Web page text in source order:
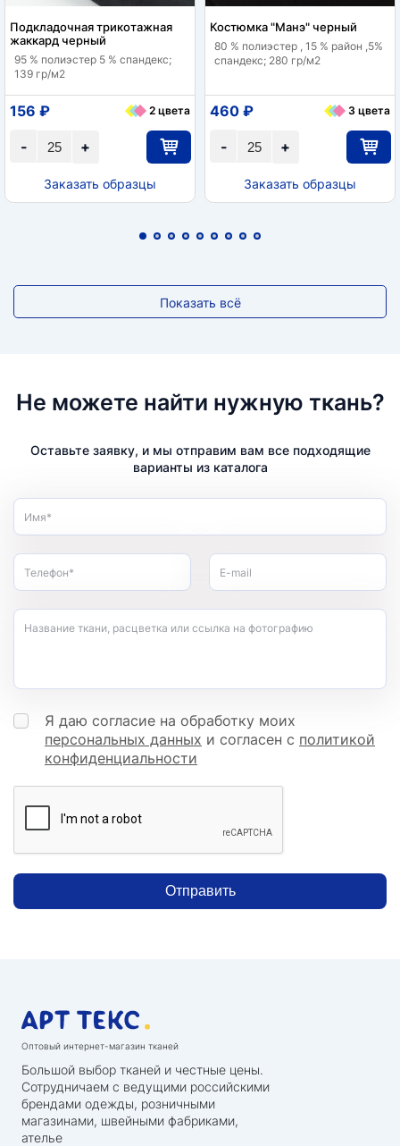
Подкладочная трикотажная
жаккард черный
95 % полиэстер 5 % спандекс;
139 гр/м2
+
-
156 ₽ 2 цвета
Заказать образцы
Костюмка "Манэ" черный
80 % полиэстер , 15 % район ,5%
спандекс; 280 гр/м2
+
-
460 ₽ 3 цвета
Заказать образцы
Показать всё
Не можете найти нужную ткань?
Оставьте заявку, и мы отправим вам все подходящие
варианты из каталога
Имя*
Телефон* E-mail
Название ткани, расцветка или ссылка на фотографию
Я даю согласие на обработку моих
персональных данных и согласен с политикой
конфиденциальности
Отправить
Оптовый интернет-магазин тканей
Большой выбор тканей и честные цены.
Сотрудничаем с ведущими российскими
брендами одежды, розничными
магазинами, швейными фабриками,
ателье